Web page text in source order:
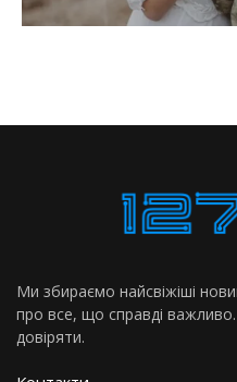
Ми збираємо найсвіжіші
про все, що справді
довіряти.